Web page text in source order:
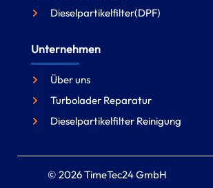
Dieselpartikelfilter(DPF)
Unternehmen
Über uns
Turbolader Reparatur
Dieselpartikelfilter Reinigung
© 2026 TimeTec24 GmbH